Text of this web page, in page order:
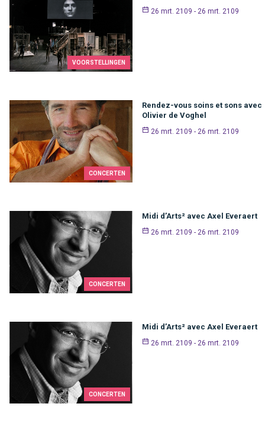
VOORSTELLINGEN
26 mrt. 2109 - 26 mrt. 2109
CONCERTEN
Rendez-vous soins et sons avec
Olivier de Voghel
26 mrt. 2109 - 26 mrt. 2109
CONCERTEN
Midi d’Arts² avec Axel Everaert
26 mrt. 2109 - 26 mrt. 2109
CONCERTEN
Midi d’Arts² avec Axel Everaert
26 mrt. 2109 - 26 mrt. 2109